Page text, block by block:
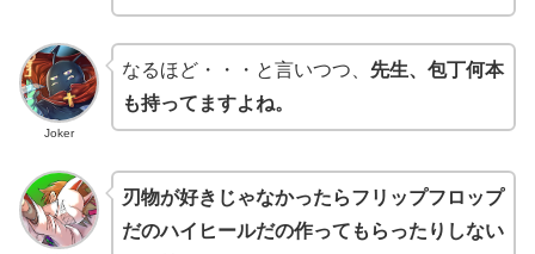
Joker
なるほど・・・と言いつつ、 先生、包丁何本
も持ってますよね。
刃物が好きじゃなかったらフリップフロップ
だのハイヒールだの作ってもらったりしない